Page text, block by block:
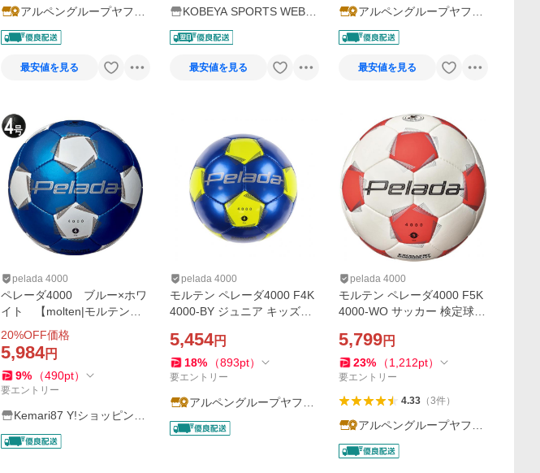
アルペングループヤフー
店
最安値を見る
KOBEYA SPORTS WEB S
HOP
最安値を見る
アルペングループヤフー
店
最安値を見る
pelada 4000
ペレーダ4000 ブルー×ホワ
イト 【molten|モルテン】
サッカーボール4号球f4k400
0-bw
20%OFF価格
5,984円
9% （490pt）
要エントリー
Kemari87 Y!ショッピング
店
pelada 4000
モルテン ペレーダ4000 F4K
4000-BY ジュニア キッズ・
第6世代ペレーダ molten
5,454円
18% （893pt）
要エントリー
アルペングループヤフー
店
pelada 4000
モルテン ペレーダ4000 F5K
4000-WO サッカー 検定球 5
5,799円
23% （1,212pt）
要エントリー
4.33（3件）
アルペングループヤフー
店